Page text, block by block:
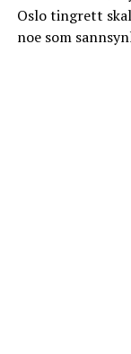
Oslo tingrett
noe som